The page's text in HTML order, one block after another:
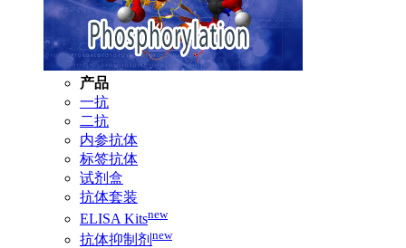
产品
一抗
二抗
内参抗体
标签抗体
试剂盒
抗体套装
ELISA Kitsnew
抗体抑制剂 new